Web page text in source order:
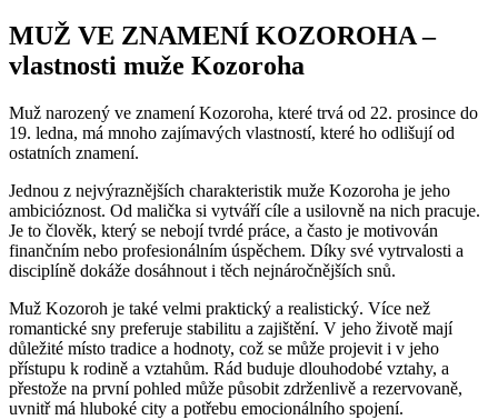
MUŽ VE ZNAMENÍ KOZOROHA –
vlastnosti muže Kozoroha
Muž narozený ve znamení Kozoroha, které trvá od 22. prosince do
19. ledna, má mnoho zajímavých vlastností, které ho odlišují od
ostatních znamení.
Jednou z nejvýraznějších charakteristik muže Kozoroha je jeho
ambicióznost. Od malička si vytváří cíle a usilovně na nich pracuje.
Je to člověk, který se nebojí tvrdé práce, a často je motivován
finančním nebo profesionálním úspěchem. Díky své vytrvalosti a
disciplíně dokáže dosáhnout i těch nejnáročnějších snů.
Muž Kozoroh je také velmi praktický a realistický. Více než
romantické sny preferuje stabilitu a zajištění. V jeho životě mají
důležité místo tradice a hodnoty, což se může projevit i v jeho
přístupu k rodině a vztahům. Rád buduje dlouhodobé vztahy, a
přestože na první pohled může působit zdrženlivě a rezervovaně,
uvnitř má hluboké city a potřebu emocionálního spojení.